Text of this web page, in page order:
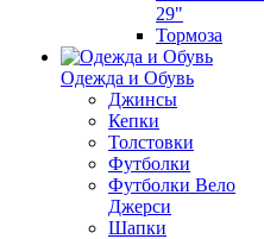
29"
Тормоза
Одежда и Обувь
Джинсы
Кепки
Толстовки
Футболки
Футболки Вело
Джерси
Шапки